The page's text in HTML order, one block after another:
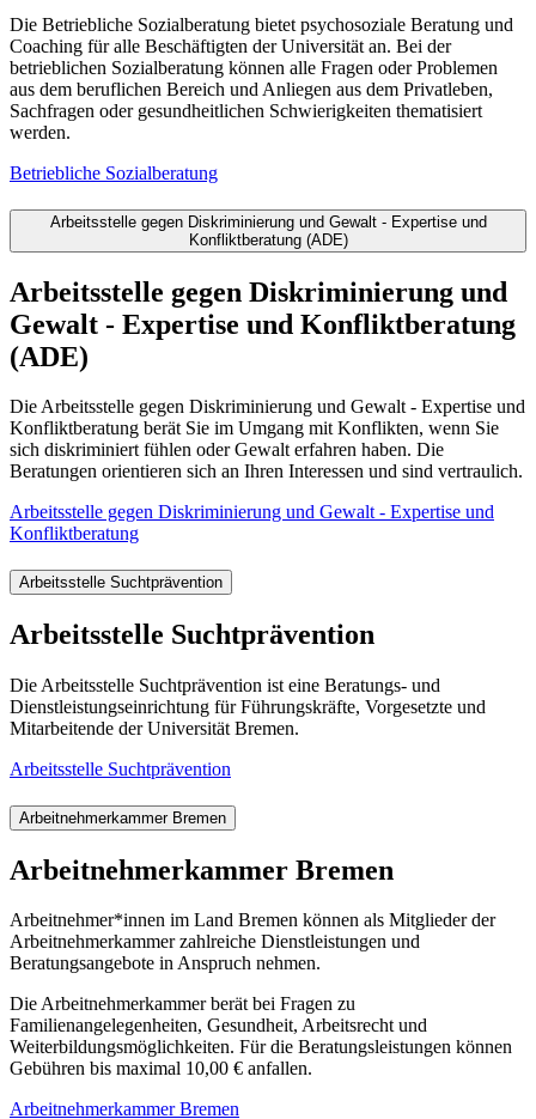
Die Betriebliche Sozialberatung bietet psychosoziale Beratung und
Coaching für alle Beschäftigten der Universität an. Bei der
betrieblichen Sozialberatung können alle Fragen oder Problemen
aus dem beruflichen Bereich und Anliegen aus dem Privatleben,
Sachfragen oder gesundheitlichen Schwierigkeiten thematisiert
werden.
Betriebliche Sozialberatung
Arbeitsstelle gegen Diskriminierung und Gewalt - Expertise und
Konfliktberatung (ADE)
Arbeitsstelle gegen Diskriminierung und
Gewalt - Expertise und Konfliktberatung
(ADE)
Die Arbeitsstelle gegen Diskriminierung und Gewalt - Expertise und
Konfliktberatung berät Sie im Umgang mit Konflikten, wenn Sie
sich diskriminiert fühlen oder Gewalt erfahren haben. Die
Beratungen orientieren sich an Ihren Interessen und sind vertraulich.
Arbeitsstelle gegen Diskriminierung und Gewalt - Expertise und
Konfliktberatung
Arbeitsstelle Suchtprävention
Arbeitsstelle Suchtprävention
Die Arbeitsstelle Suchtprävention ist eine Beratungs- und
Dienstleistungseinrichtung für Führungskräfte, Vorgesetzte und
Mitarbeitende der Universität Bremen.
Arbeitsstelle Suchtprävention
Arbeitnehmerkammer Bremen
Arbeitnehmerkammer Bremen
Arbeitnehmer*innen im Land Bremen können als Mitglieder der
Arbeitnehmerkammer zahlreiche Dienstleistungen und
Beratungsangebote in Anspruch nehmen.
Die Arbeitnehmerkammer berät bei Fragen zu
Familienangelegenheiten, Gesundheit, Arbeitsrecht und
Weiterbildungsmöglichkeiten. Für die Beratungsleistungen können
Gebühren bis maximal 10,00 € anfallen.
Arbeitnehmerkammer Bremen